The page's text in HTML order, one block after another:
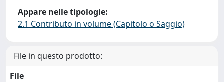
Appare nelle tipologie:
2.1 Contributo in volume (Capitolo o Saggio)
File in questo prodotto:
File